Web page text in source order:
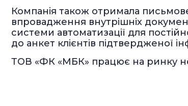
Компанія також отримала
впровадження внутрішніх
системи автоматизації для
до анкет клієнтів підтвердженої
ТОВ «ФК «МБК» працює на ринку